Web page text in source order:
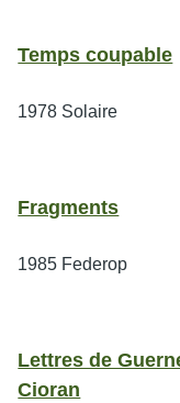
Temps coupable
1978 Solaire
Fragments
1985 Federop
Lettres de
Cioran